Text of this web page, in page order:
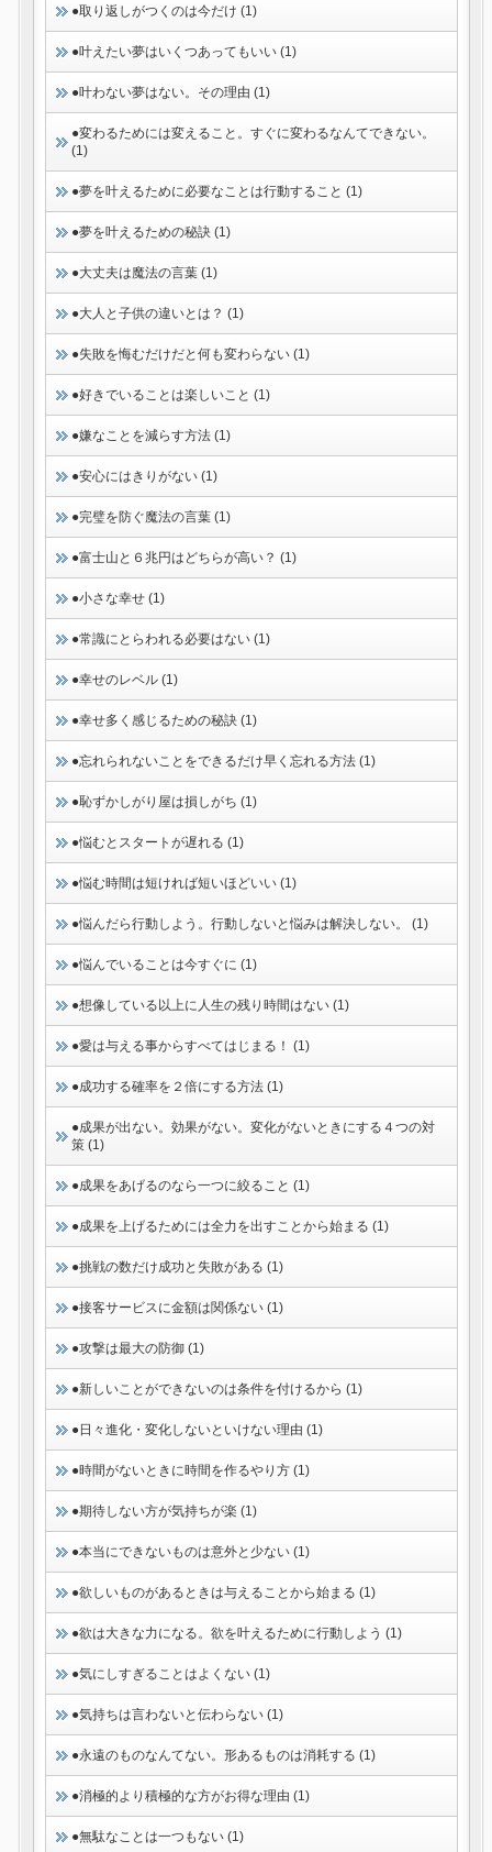
●取り返しがつくのは今だけ (1)
●叶えたい夢はいくつあってもいい (1)
●叶わない夢はない。その理由 (1)
●変わるためには変えること。すぐに変わるなんてできない。
(1)
●夢を叶えるために必要なことは行動すること (1)
●夢を叶えるための秘訣 (1)
●大丈夫は魔法の言葉 (1)
●大人と子供の違いとは？ (1)
●失敗を悔むだけだと何も変わらない (1)
●好きでいることは楽しいこと (1)
●嫌なことを減らす方法 (1)
●安心にはきりがない (1)
●完璧を防ぐ魔法の言葉 (1)
●富士山と６兆円はどちらが高い？ (1)
●小さな幸せ (1)
●常識にとらわれる必要はない (1)
●幸せのレベル (1)
●幸せ多く感じるための秘訣 (1)
●忘れられないことをできるだけ早く忘れる方法 (1)
●恥ずかしがり屋は損しがち (1)
●悩むとスタートが遅れる (1)
●悩む時間は短ければ短いほどいい (1)
●悩んだら行動しよう。行動しないと悩みは解決しない。 (1)
●悩んでいることは今すぐに (1)
●想像している以上に人生の残り時間はない (1)
●愛は与える事からすべてはじまる！ (1)
●成功する確率を２倍にする方法 (1)
●成果が出ない。効果がない。変化がないときにする４つの対
策 (1)
●成果をあげるのなら一つに絞ること (1)
●成果を上げるためには全力を出すことから始まる (1)
●挑戦の数だけ成功と失敗がある (1)
●接客サービスに金額は関係ない (1)
●攻撃は最大の防御 (1)
●新しいことができないのは条件を付けるから (1)
●日々進化・変化しないといけない理由 (1)
●時間がないときに時間を作るやり方 (1)
●期待しない方が気持ちが楽 (1)
●本当にできないものは意外と少ない (1)
●欲しいものがあるときは与えることから始まる (1)
●欲は大きな力になる。欲を叶えるために行動しよう (1)
●気にしすぎることはよくない (1)
●気持ちは言わないと伝わらない (1)
●永遠のものなんてない。形あるものは消耗する (1)
●消極的より積極的な方がお得な理由 (1)
●無駄なことは一つもない (1)